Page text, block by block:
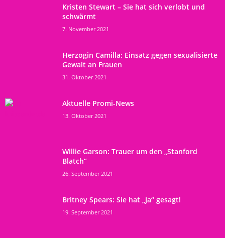
Kristen Stewart – Sie hat sich verlobt und
schwärmt
7. November 2021
Herzogin Camilla: Einsatz gegen sexualisierte
Gewalt an Frauen
31. Oktober 2021
Aktuelle Promi-News
13. Oktober 2021
Willie Garson: Trauer um den „Stanford
Blatch“
26. September 2021
Britney Spears: Sie hat „Ja“ gesagt!
19. September 2021